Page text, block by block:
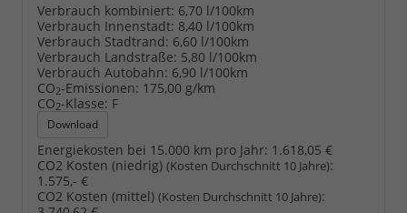
Verbrauch kombiniert: 6,70 l/100km
Verbrauch Innenstadt: 8,40 l/100km
Verbrauch Stadtrand: 6,60 l/100km
Verbrauch Landstraße: 5,80 l/100km
Verbrauch Autobahn: 6,90 l/100km
CO2-Emissionen: 175,00 g/km
CO2-Klasse: F
Download
Energiekosten bei 15.000 km pro Jahr: 1.618,05 €
CO2 Kosten (niedrig) (Kosten Durchschnitt 10 Jahre):
1.575,- €
CO2 Kosten (mittel) (Kosten Durchschnitt 10 Jahre):